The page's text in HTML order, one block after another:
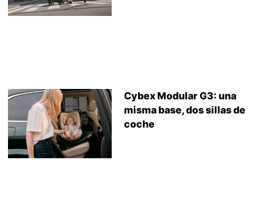
Cybex Modular G3: una
misma base, dos sillas de
coche